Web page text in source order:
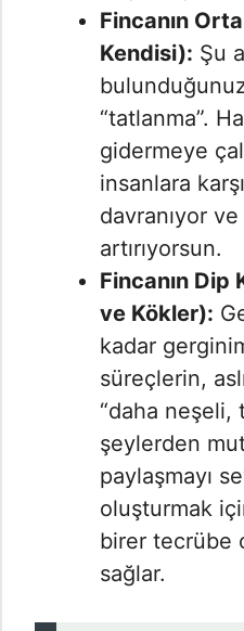
Fincanın
Kendisi): Şu
“tatlanma”.
gidermeye
insanlara
davranıyor
artırıyorsun.
Fincanın Dip
ve Kökler):
kadar
süreçlerin,
“daha neşeli,
şeylerden
paylaşmayı
oluşturmak
birer tecrübe
sağlar.